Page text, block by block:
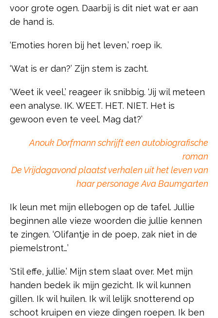
voor grote ogen. Daarbij is dit niet wat er aan
de hand is.
‘Emoties horen bij het leven,’ roep ik.
‘Wat is er dan?’ Zijn stem is zacht.
‘Weet ik veel,’ reageer ik snibbig. ‘Jij wil meteen
een analyse. IK. WEET. HET. NIET. Het is
gewoon even te veel. Mag dat?’
Anouk Dorfmann schrijft een autobiografische
roman
De Vrijdagavond plaatst verhalen uit het leven van
haar personage Ava Baumgarten
Ik leun met mijn ellebogen op de tafel. Jullie
beginnen alle vieze woorden die jullie kennen
te zingen. ‘Olifantje in de poep, zak niet in de
piemelstront…’
‘Stil effe, jullie.’ Mijn stem slaat over. Met mijn
handen bedek ik mijn gezicht. Ik wil kunnen
gillen. Ik wil huilen. Ik wil lelijk snotterend op
schoot kruipen en vieze dingen roepen. Ik ben